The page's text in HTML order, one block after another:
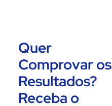
Quer
Comprovar os
Resultados?
Receba o